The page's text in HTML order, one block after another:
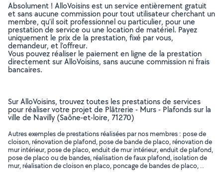
Absolument ! AlloVoisins est un service entièrement gratuit
et sans aucune commission pour tout utilisateur cherchant un
membre, qu’il soit professionnel ou particulier, pour une
prestation de service ou une location de matériel. Payez
uniquement le prix de la prestation, fixé par vous,
demandeur, et l’offreur.
Vous pouvez réaliser le paiement en ligne de la prestation
directement sur AlloVoisins, sans aucune commission ni frais
bancaires.
Sur AlloVoisins, trouvez toutes les prestations de services
pour réaliser votre projet de Plâtrerie - Murs - Plafonds sur la
ville de Navilly (Saône-et-loire, 71270)
Autres exemples de prestations réalisées par nos membres : pose de
cloison, rénovation de plafond, pose de bande de placo, rénovation de
mur intérieur, pose de placo, enduit de mur intérieur, enduit de plafond,
pose de placo ou de bandes, réalisation de faux plafond, isolation de
mur, réalisation de cloison en placo, poncage de bandes de placo, ..